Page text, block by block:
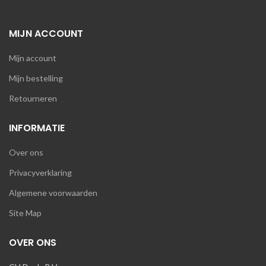
MIJN ACCOUNT
Mijn account
Mijn bestelling
Retourneren
INFORMATIE
Over ons
Privacyverklaring
Algemene voorwaarden
Site Map
OVER ONS